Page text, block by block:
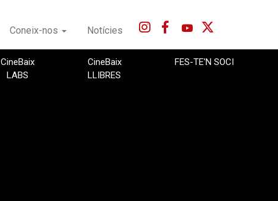
Coneix-nos Notícies
CineBaix
LABS
CineBaix
LLIBRES
FES-TE'N SOCI